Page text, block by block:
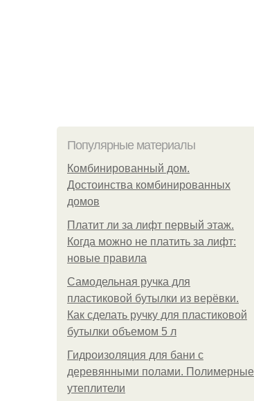
Популярные материалы
Комбинированный дом.
Достоинства комбинированных
домов
Платит ли за лифт первый этаж.
Когда можно не платить за лифт:
новые правила
Самодельная ручка для
пластиковой бутылки из верёвки.
Как сделать ручку для пластиковой
бутылки объемом 5 л
Гидроизоляция для бани с
деревянными полами. Полимерные
утеплители